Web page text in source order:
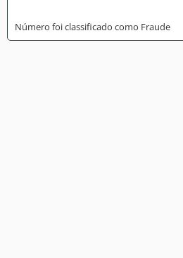
Número foi classificado como Fraude